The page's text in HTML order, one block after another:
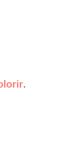
.